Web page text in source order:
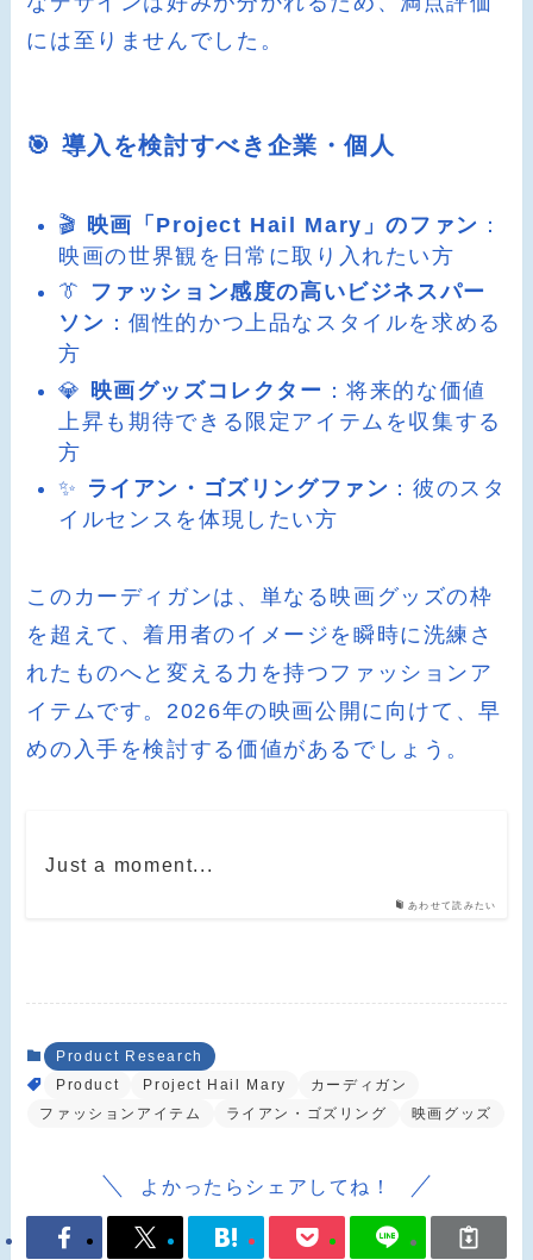
には至りませんでした。
🎯 導入を検討すべき企業・個人
🎬 映画「Project Hail Mary」のファン ：
映画の世界観を日常に取り入れたい方
👔
ファッション感度の高いビジネスパー
ソン ：個性的かつ上品なスタイルを求める
方
💎
映画グッズコレクター ：将来的な価値
上昇も期待できる限定アイテムを収集する
方
✨ ライアン・ゴズリングファン ：彼のスタ
イルセンスを体現したい方
このカーディガンは、単なる映画グッズの枠
を超えて、着用者のイメージを瞬時に洗練さ
れたものへと変える力を持つファッションア
イテムです。2026年の映画公開に向けて、早
めの入手を検討する価値があるでしょう。
あわせて読みたい
Just a moment...
Product Research
Product
Project Hail Mary
カーディガン
ファッションアイテム
ライアン・ゴズリング 映画グッズ
よかったらシェアしてね！